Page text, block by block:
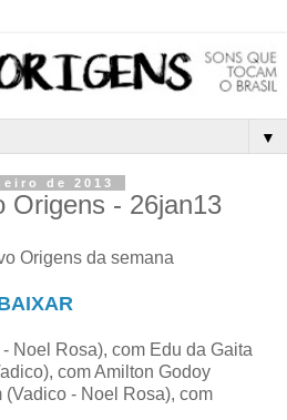
▼
de 2013
Origens - 26jan13
Origens da semana
Noel Rosa), com Edu da Gaita
com Amilton Godoy
- Noel Rosa), com